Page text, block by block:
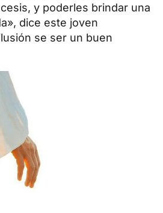
y poderles brindar una
dice este joven
se ser un buen